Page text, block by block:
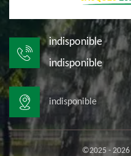
indisponible
indisponible
indisponible
©2025 -